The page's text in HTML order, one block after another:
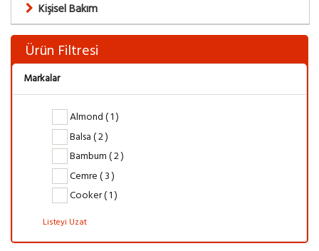
Kişisel Bakım
Ürün Filtresi
Markalar
Almond ( 1 )
Balsa ( 2 )
Bambum ( 2 )
Cemre ( 3 )
Cooker ( 1 )
Listeyi Uzat